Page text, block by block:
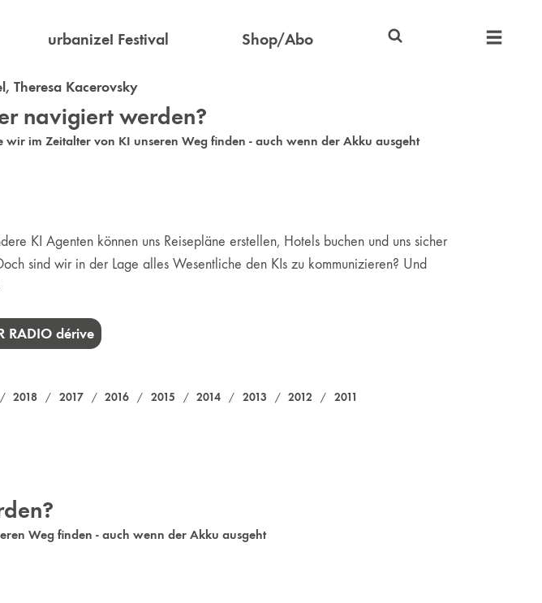
urbanize! Festival Shop/Abo
, Theresa Kacerovsky
navigiert werden?
im Zeitalter von KI unseren Weg finden - auch wenn der Akku ausgeht
KI Agenten können uns Reisepläne erstellen, Hotels buchen und uns sicher
sind wir in der Lage alles Wesentliche den KIs zu kommunizieren? Und
RADIOdérive
/ 2018 / 2017 / 2016 / 2015 / 2014 / 2013 / 2012 / 2011
Weg finden - auch wenn der Akku ausgeht